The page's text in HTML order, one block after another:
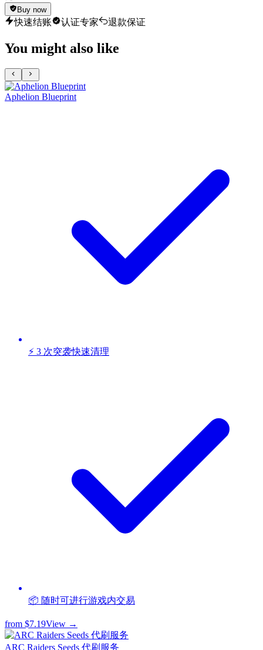
Buy now
快速结账 认证专家 退款保证
You might also like
Aphelion Blueprint
⚡ 3 次突袭快速清理
📦 随时可进行游戏内交易
from $7.19View →
ARC Raiders Seeds 代刷服务